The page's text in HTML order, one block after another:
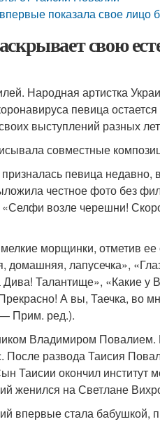
показала свое лицо
свою
Народная артистка
певица
выступлений разных
совместные
певица недавно,
честное фото без
возле черешни!
морщинки, отметив
лапусечка»,
Талантище», «Какие у
А вы, Таечка, во
Прим. ред.).
Владимиром Повалием.
После развода Таисия
Таисии окончил институт
женился на Светлане
впервые стала бабушкой,